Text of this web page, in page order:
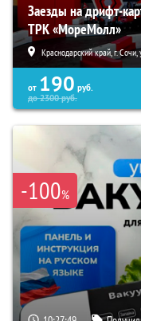
Заезды на дрифт-
ТРК «МореМолл»
Краснодарский край, г.
от 190 руб.
до2300руб.
-100%